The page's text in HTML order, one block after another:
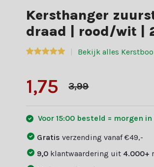
Kersthanger
draad | rood/wit |
Bekijk alles
1,75 3,99
Voor 15:00 besteld = morgen
Gratisverzending vanaf €49,-
9,0 klantwaardering uit 4.000+